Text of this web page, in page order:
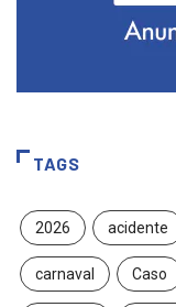
TAGS
2026 acidente
carnaval Caso